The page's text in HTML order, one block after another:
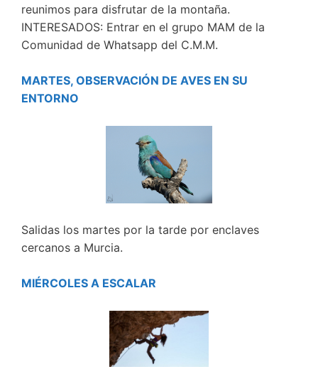
reunimos para disfrutar de la montaña.
INTERESADOS: Entrar en el grupo MAM de la
Comunidad de Whatsapp del C.M.M.
MARTES, OBSERVACIÓN DE AVES EN SU
ENTORNO
Salidas los martes por la tarde por enclaves
cercanos a Murcia.
MIÉRCOLES A ESCALAR